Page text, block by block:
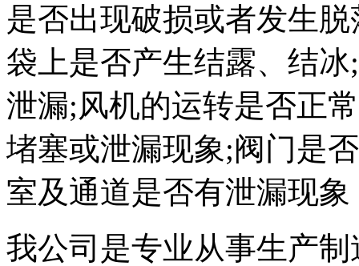
是否出现破损或者发生
袋上是否产生结露、结
泄漏;风机的运转是否正
堵塞或泄漏现象;阀门是
室及通道是否有泄漏现
我公司是专业从事生产